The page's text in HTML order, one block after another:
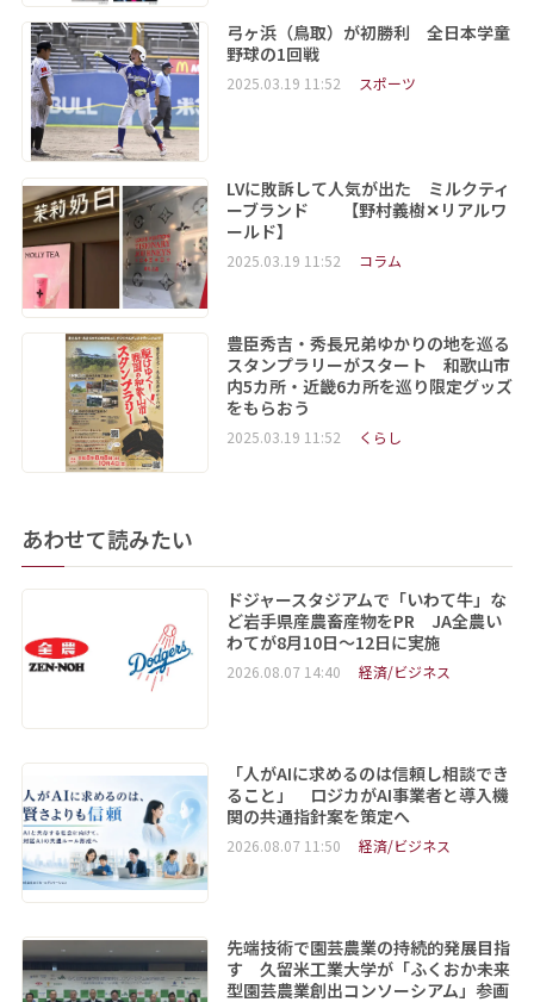
弓ヶ浜（鳥取）が初勝利 全日本学童
野球の1回戦
2025.03.19 11:52 スポーツ
LVに敗訴して人気が出た ミルクティ
ーブランド 【野村義樹✕リアルワ
ールド】
2025.03.19 11:52 コラム
豊臣秀吉・秀長兄弟ゆかりの地を巡る
スタンプラリーがスタート 和歌山市
内5カ所・近畿6カ所を巡り限定グッズ
をもらおう
2025.03.19 11:52 くらし
あわせて読みたい
ドジャースタジアムで「いわて牛」な
ど岩手県産農畜産物をPR JA全農い
わてが8月10日～12日に実施
2026.08.07 14:40 経済/ビジネス
「人がAIに求めるのは信頼し相談でき
ること」 ロジカがAI事業者と導入機
関の共通指針案を策定へ
2026.08.07 11:50 経済/ビジネス
先端技術で園芸農業の持続的発展目指
す 久留米工業大学が「ふくおか未来
型園芸農業創出コンソーシアム」参画